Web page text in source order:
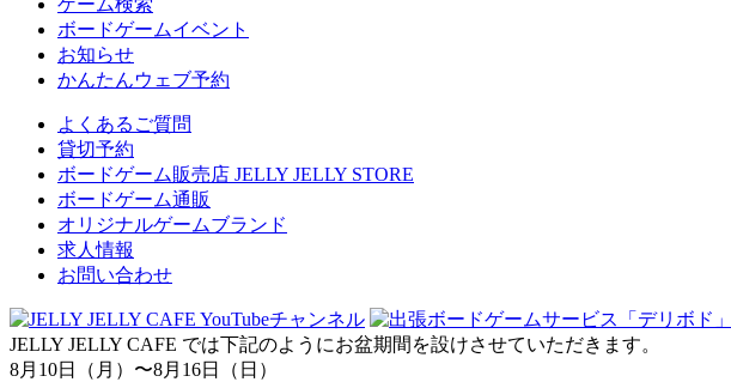
ボードゲームイベント
お知らせ
かんたんウェブ予約
よくあるご質問
貸切予約
ボードゲーム販売店 JELLY JELLY STORE
ボードゲーム通販
オリジナルゲームブランド
求人情報
お問い合わせ
JELLY JELLY CAFE では下記のようにお盆期間を設けさせていただきます。
8月10日（月）〜8月16日（日）